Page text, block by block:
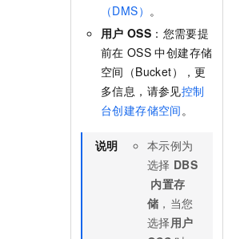
（DMS） 。
用户 OSS ：您需要提
前在 OSS 中创建存储
空间（Bucket），更
多信息，请参见控制
台创建存储空间。
说明
本示例为
选择 DBS
内置存
储 ，当您
选择用户